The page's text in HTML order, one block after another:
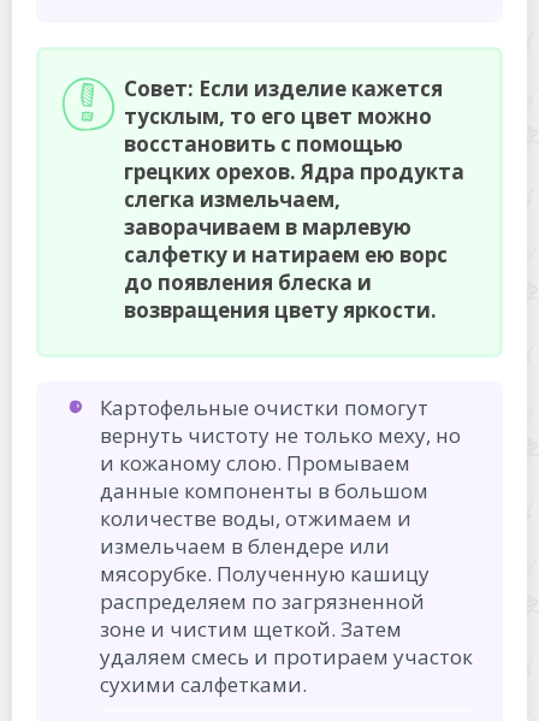
Совет: Если изделие кажется
тусклым, то его цвет можно
восстановить с помощью
грецких орехов. Ядра продукта
слегка измельчаем,
заворачиваем в марлевую
салфетку и натираем ею ворс
до появления блеска и
возвращения цвету яркости.
Картофельные очистки помогут
вернуть чистоту не только меху, но
и кожаному слою. Промываем
данные компоненты в большом
количестве воды, отжимаем и
измельчаем в блендере или
мясорубке. Полученную кашицу
распределяем по загрязненной
зоне и чистим щеткой. Затем
удаляем смесь и протираем участок
сухими салфетками.